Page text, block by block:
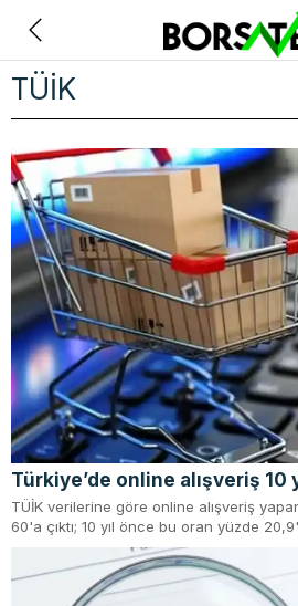
TÜİK
Türkiye’de online alışveriş 10
TÜİK verilerine göre online alışveriş
60'a çıktı; 10 yıl önce bu oran yüzde